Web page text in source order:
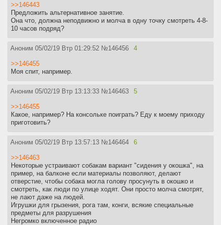
>>146443
Предложить альтернативное занятие.
Она что, должна неподвижно и молча в одну точку смотреть 4-8-
10 часов подряд?
Аноним 05/02/19 Втр 01:29:52 №146456 4
>>146455
Моя спит, например.
Аноним 05/02/19 Втр 13:13:33 №146463 5
>>146455
Какое, например? На консольке поиграть? Еду к моему приходу
приготовить?
Аноним 05/02/19 Втр 13:57:13 №146464 6
>>146463
Некоторые устраивают собакам вариант "сидения у окошка", на
пример, на балконе если материалы позволяют, делают
отверстие, чтобы собака могла голову просунуть в окошко и
смотреть, как люди по улице ходят. Они просто молча смотрят,
не лают даже на людей.
Игрушки для грызения, рога там, конги, всякие специальные
предметы для разрушения
Негромко включенное радио